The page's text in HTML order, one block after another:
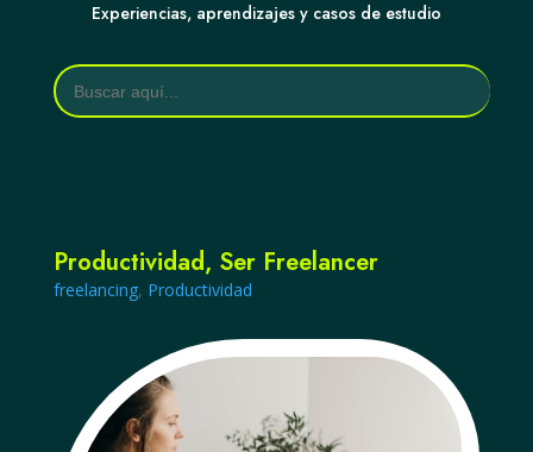
Experiencias, aprendizajes y casos de estudio
Buscar:
Productividad, Ser Freelancer
freelancing, Productividad